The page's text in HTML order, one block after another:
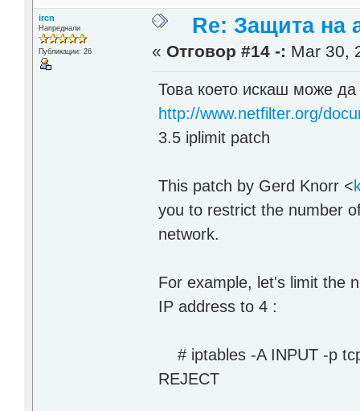
ircn
Напреднали
Публикации: 26
Re: Защита на
« Отговор #14 -: Mar 30,
Това което искаш може
http://www.netfilter.org/
3.5 iplimit patch
This patch by Gerd Knorr <
you to restrict the number
network.
For example, let's limit the
IP address to 4 :
# iptables -A INPUT -p
REJECT